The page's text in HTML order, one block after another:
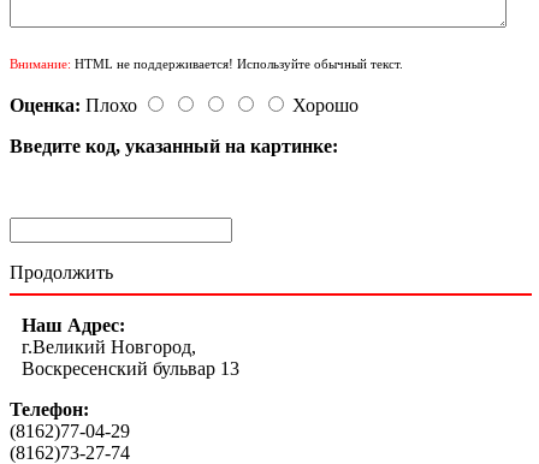
Внимание: HTML не поддерживается! Используйте обычный текст.
Оценка: Плохо
Хорошо
Введите код, указанный на картинке:
Продолжить
Наш Адрес:
г.Великий Новгород,
Воскресенский бульвар 13
Телефон:
(8162)77-04-29
(8162)73-27-74